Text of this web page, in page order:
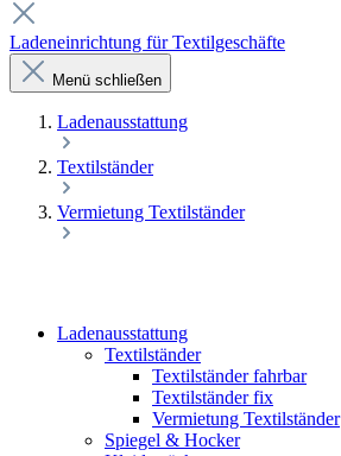
Ladeneinrichtung für Textilgeschäfte
Menü schließen
Laden­ausstattung
Textilständer
Vermietung Textilständer
Laden­ausstattung
Textilständer
Textilständer fahrbar
Textilständer fix
Vermietung Textilständer
Spiegel & Hocker